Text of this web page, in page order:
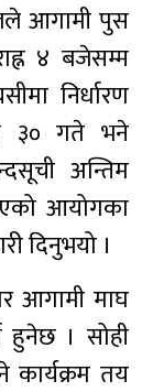
आगामी पुस
४ बजेसम्म
निर्धारण
३० गते भने
अन्तिम
आयोगका
दिनुभयो ।
आगामी माघ
हुनेछ । सोही
कार्यक्रम तय